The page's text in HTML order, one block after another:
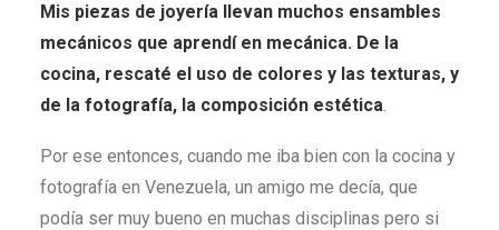
Mis piezas de joyería llevan muchos ensambles
mecánicos que aprendí en mecánica. De la
cocina, rescaté el uso de colores y las texturas, y
de la fotografía, la composición estética.
Por ese entonces, cuando me iba bien con la cocina y
fotografía en Venezuela, un amigo me decía, que
podía ser muy bueno en muchas disciplinas pero si